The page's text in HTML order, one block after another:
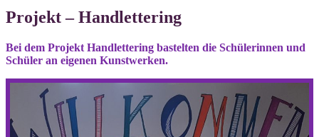
Projekt – Handlettering
Bei dem Pro­jekt Hand­let­te­ring bas­tel­ten die Schü­le­rin­nen und
Schü­ler an eige­nen Kunstwerken.